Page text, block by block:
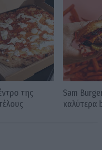
της
Sam
καλύτερα